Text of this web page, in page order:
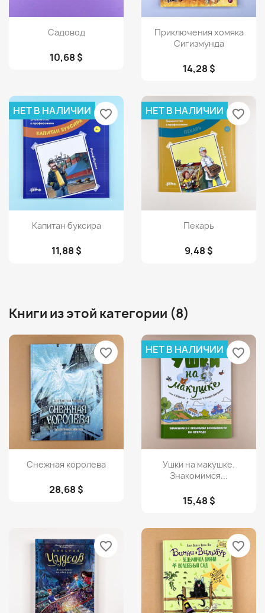
Просмотр
Садовод
10,68 $
Просмотр
Приключения хомяка
Сигизмунда
14,28 $
Просмотр
Капитан буксира
11,88 $
НЕТ В НАЛИЧИИ favorite_border
Просмотр
Пекарь
9,48 $
НЕТ В НАЛИЧИИ favorite_border
Книги из этой категории (8)
Просмотр
Снежная королева
28,68 $
favorite_border
Просмотр
Ушки на макушке.
Знакомимся...
15,48 $
НЕТ В НАЛИЧИИ favorite_border
favorite_border favorite_border